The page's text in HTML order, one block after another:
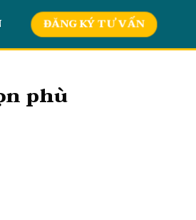
ĐĂNG KÝ TƯ VẤN
phù